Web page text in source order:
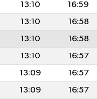
13:10 16:59
13:10 16:58
13:10 16:58
13:10 16:57
13:09 16:57
13:09 16:57